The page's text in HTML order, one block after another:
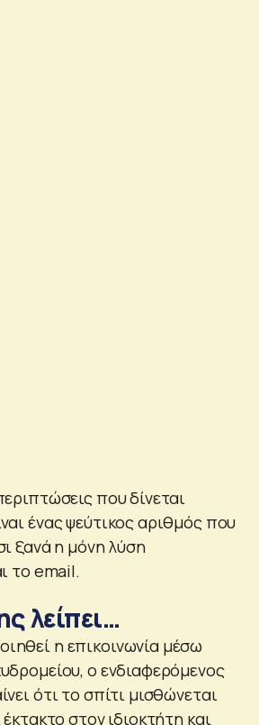
που δίνεται
ένας ψεύτικος αριθμός που
ξανά η μόνη λύση
το email.
λείπει…
η επικοινωνία μέσω
ο ενδιαφερόμενος
ότι το σπίτι μισθώνεται
στον ιδιοκτήτη και